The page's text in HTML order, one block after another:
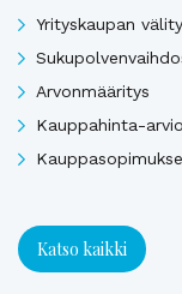
Yrityskaupan
Arvonmääritys
Kauppahinta-arvio
Katso kaikki